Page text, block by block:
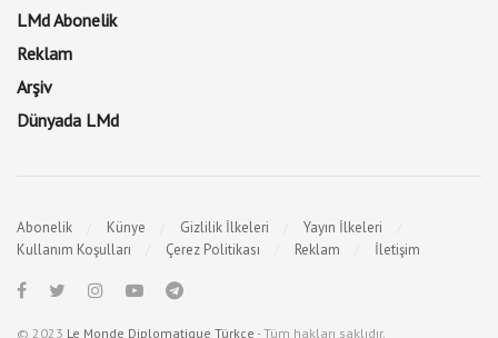
LMd Abonelik
Reklam
Arşiv
Dünyada LMd
Abonelik Künye Gizlilik İlkeleri
Yayın İlkeleri
Kullanım Koşulları
Çerez Politikası Reklam İletişim
© 2023 Le Monde Diplomatique Türkçe - Tüm hakları saklıdır.